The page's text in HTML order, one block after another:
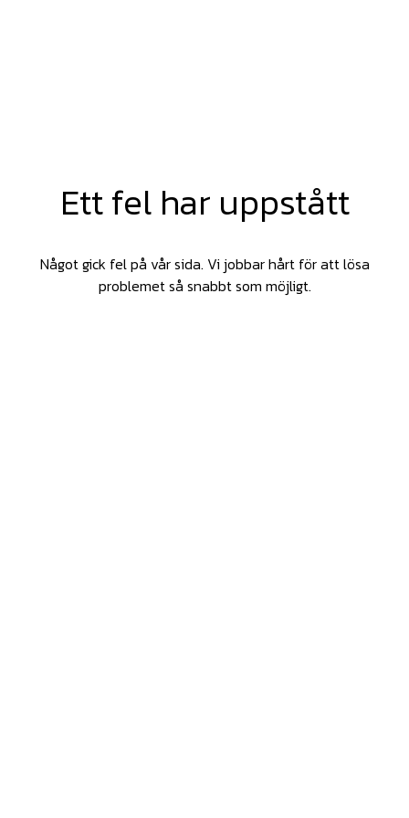
Ett fel har uppstått
Något gick fel på vår sida. Vi jobbar hårt för att lösa
problemet så snabbt som möjligt.